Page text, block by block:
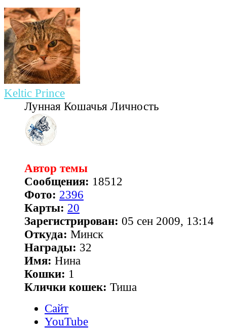
Keltic Prince
Лунная Кошачья Личность
Автор темы
Сообщения: 18512
Фото: 2396
Карты: 20
Зарегистрирован: 05 сен 2009, 13:14
Откуда: Минск
Награды: 32
Имя: Нина
Кошки: 1
Клички кошек: Тиша
Сайт
YouTube